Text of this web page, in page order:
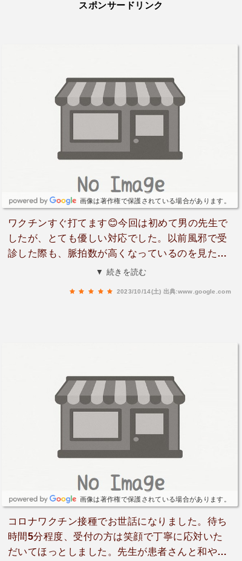
スポンサードリンク
画像は著作権で保護されている場合があります。
ワクチンすぐ打てます😊今回は初めて男の先生で
したが、とても優しい対応でした。以前風邪で受
診した際も、脈拍数が高くなっているのを見た女
医さんや看護師さんが「きつかったですね」と優
▼ 続きを読む
2023/10/14(土) 出典:www.google.com
画像は著作権で保護されている場合があります。
コロナワクチン接種でお世話になりました。待ち
時間5分程度、受付の方は笑顔で丁寧に応対いた
だいてほっとしました。先生が患者さんと和やか